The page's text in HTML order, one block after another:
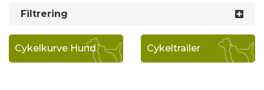
Filtrering
Cykelkurve Hund Cykeltrailer